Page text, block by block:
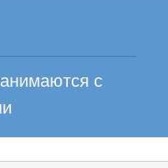
с